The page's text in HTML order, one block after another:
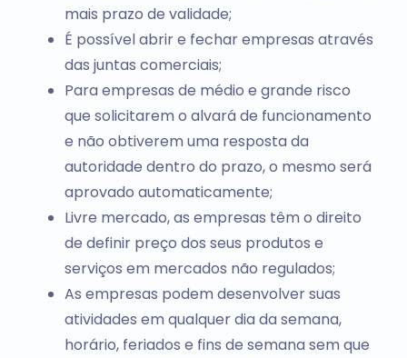
mais prazo de validade;
É possível abrir e fechar empresas através
das juntas comerciais;
Para empresas de médio e grande risco
que solicitarem o alvará de funcionamento
e não obtiverem uma resposta da
autoridade dentro do prazo, o mesmo será
aprovado automaticamente;
Livre mercado, as empresas têm o direito
de definir preço dos seus produtos e
serviços em mercados não regulados;
As empresas podem desenvolver suas
atividades em qualquer dia da semana,
horário, feriados e fins de semana sem que